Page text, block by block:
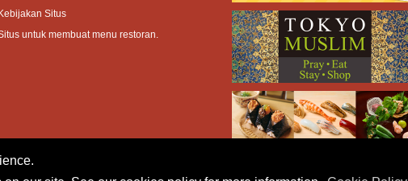
Kebijakan Situs
untuk membuat menu restoran.